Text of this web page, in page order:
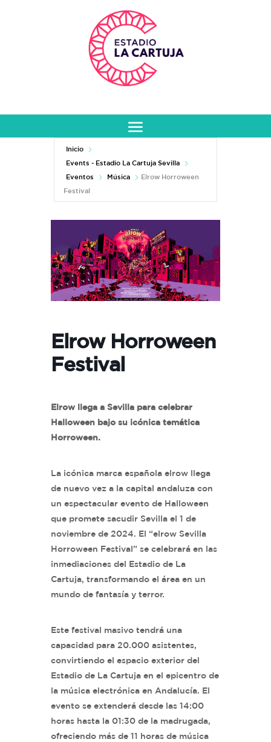
Inicio
Events - Estadio La Cartuja Sevilla
Eventos
Música
Elrow Horroween
Festival
Elrow Horroween
Festival
Elrow llega a Sevilla para celebrar
Halloween bajo su icónica temática
Horroween.
La icónica marca española elrow llega
de nuevo vez a la capital andaluza con
un espectacular evento de Halloween
que promete sacudir Sevilla el 1 de
noviembre de 2024. El “elrow Sevilla
Horroween Festival” se celebrará en las
inmediaciones del Estadio de La
Cartuja, transformando el área en un
mundo de fantasía y terror.
Este festival masivo tendrá una
capacidad para 20.000 asistentes,
convirtiendo el espacio exterior del
Estadio de La Cartuja en el epicentro de
la música electrónica en Andalucía. El
evento se extenderá desde las 14:00
horas hasta la 01:30 de la madrugada,
ofreciendo más de 11 horas de música